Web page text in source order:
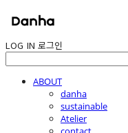
LOG IN 로그인
ABOUT
danha
sustainable
Atelier